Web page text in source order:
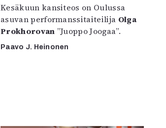
Kesäkuun kansiteos on Oulussa
asuvan performanssitaiteilija Olga
Prokhorovan ”Juoppo Joogaa”.
Paavo J. Heinonen